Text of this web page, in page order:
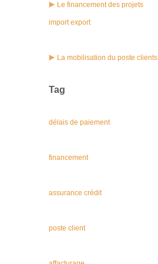
Le financement des projets
import export
La mobilisation du poste clients
Tag
délais de paiement
financement
assurance crédit
poste client